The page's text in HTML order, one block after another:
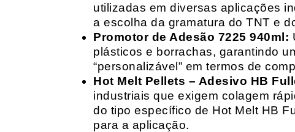
utilizadas em diversas aplicações
a escolha da gramatura do TNT e
Promotor de Adesão 7225 940ml:
plásticos e borrachas, garantindo
“personalizável” em termos de
Hot Melt Pellets – Adesivo HB
industriais que exigem colagem
do tipo específico de Hot Melt HB
para a aplicação.